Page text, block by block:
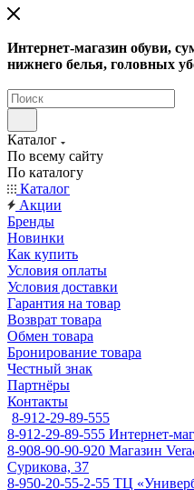
Интернет-магазин обуви,
нижнего белья, головных
Каталог
По всему сайту
По каталогу
Каталог
Акции
Бренды
Новинки
Как купить
Условия оплаты
Условия доставки
Гарантия на товар
Возврат товара
Обмен товара
Бронирование товара
Честный знак
Партнёры
Контакты
8-912-29-89-555
8-912-29-89-555 Интернет-
8-908-90-90-920 Магазин
Сурикова, 37
8-950-20-55-2-55 ТЦ